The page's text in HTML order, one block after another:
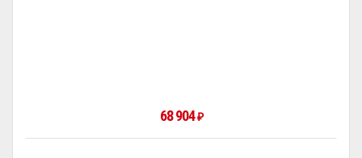
68 904₽